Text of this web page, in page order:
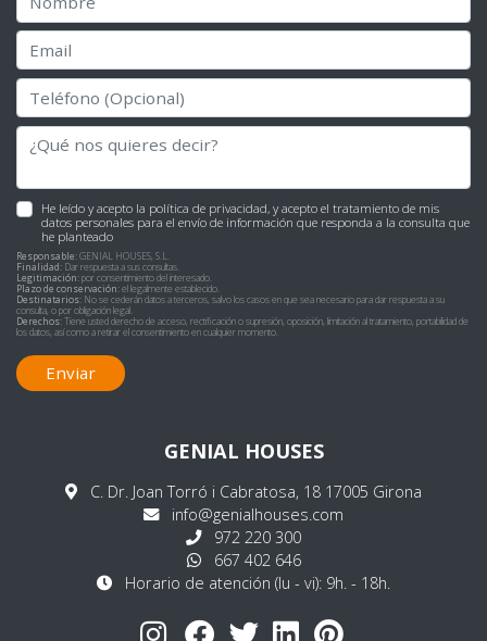
He leído y acepto la política de privacidad, y acepto el tratamiento de mis
datos personales para el envío de información que responda a la consulta que
he planteado
Responsable:GENIAL HOUSES, S.L.
Finalidad: Dar respuesta a sus consultas.
Legitimación:por consentimiento del interesado.
Plazo de conservación:el legalmente establecido.
Destinatarios: No se cederán datos a terceros, salvo los casos en que sea necesario para dar respuesta a su
consulta, o por obligación legal.
Derechos:Tiene usted derecho de acceso, rectificación o supresión, oposición, limitación al tratamiento, portabilidad de
los datos, así como a retirar el consentimiento en cualquier momento.
Enviar
GENIAL HOUSES
C. Dr. Joan Torró i Cabratosa, 18 17005 Girona
info@genialhouses.com
972 220 300
667 402 646
Horario de atención (lu - vi): 9h. - 18h.